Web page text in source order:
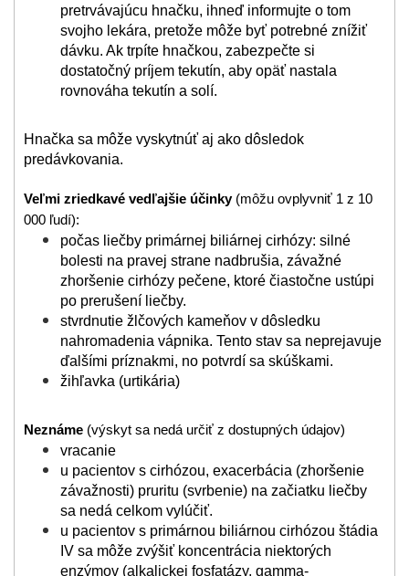
pretrvávajúcu hnačku, ihneď informujte o tom
svojho lekára, pretože môže byť potrebné znížiť
dávku. Ak trpíte hnačkou, zabezpečte si
dostatočný príjem tekutín, aby opäť nastala
rovnováha tekutín a solí.
Hnačka sa môže vyskytnúť aj ako dôsledok
predávkovania.
Veľmi zriedkavé vedľajšie účinky (môžu ovplyvniť 1 z 10
000 ľudí):
počas liečby primárnej biliárnej cirhózy: silné
bolesti na pravej strane nadbrušia, závažné
zhoršenie cirhózy pečene, ktoré čiastočne ustúpi
po prerušení liečby.
stvrdnutie žlčových kameňov v dôsledku
nahromadenia vápnika. Tento stav sa neprejavuje
ďalšími príznakmi, no potvrdí sa skúškami.
žihľavka (urtikária)
Neznáme (výskyt sa nedá určiť z dostupných údajov)
vracanie
u pacientov s cirhózou, exacerbácia (zhoršenie
závažnosti) pruritu (svrbenie) na začiatku liečby
sa nedá celkom vylúčiť.
u pacientov s primárnou biliárnou cirhózou štádia
IV sa môže zvýšiť koncentrácia niektorých
enzýmov (alkalickej fosfatázy, gamma-